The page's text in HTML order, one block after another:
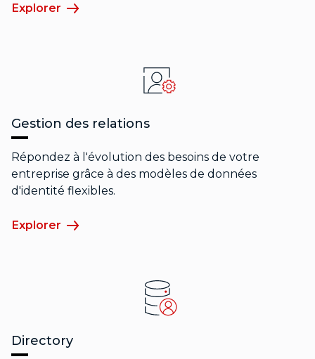
Explorer
Gestion des relations
Répondez à l'évolution des besoins de votre
entreprise grâce à des modèles de données
d'identité flexibles.
Explorer
Directory